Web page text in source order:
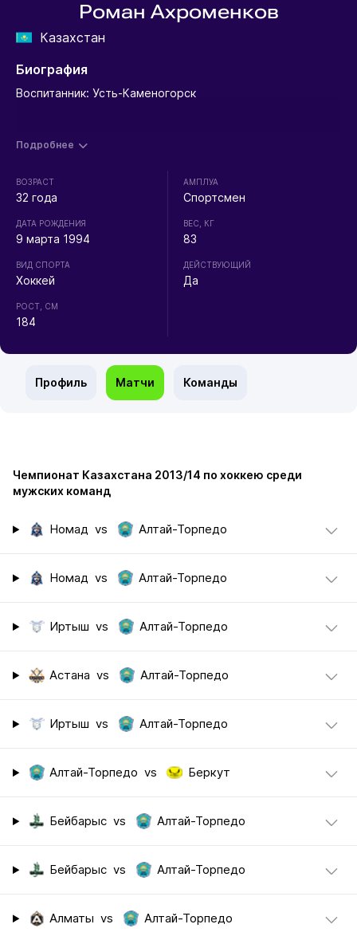
Роман Ахроменков
Казахстан
Биография
Воспитанник: Усть-Каменогорск
Подробнее
ВОЗРАСТ
32 года
ДАТА РОЖДЕНИЯ
9 марта 1994
ВИД СПОРТА
Хоккей
РОСТ, СМ
184
АМПЛУА
Спортсмен
ВЕС, КГ
83
ДЕЙСТВУЮЩИЙ
Да
Профиль Матчи Команды
Чемпионат Казахстана 2013/14 по хоккею среди
мужских команд
Номад vs Алтай-Торпедо
Номад vs Алтай-Торпедо
Иртыш vs Алтай-Торпедо
Астана vs Алтай-Торпедо
Иртыш vs Алтай-Торпедо
Алтай-Торпедо vs Беркут
Бейбарыс vs Алтай-Торпедо
Бейбарыс vs Алтай-Торпедо
Алматы vs Алтай-Торпедо